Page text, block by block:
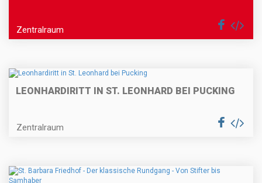
Zentralraum
LEONHARDIRITT IN ST. LEONHARD BEI PUCKING
Zentralraum